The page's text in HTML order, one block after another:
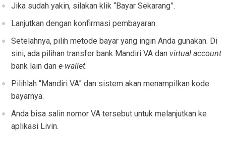
Jika sudah yakin, silakan klik “Bayar Sekarang”.
Lanjutkan dengan konfirmasi pembayaran.
Setelahnya, pilih metode bayar yang ingin Anda gunakan. Di
sini, ada pilihan transfer bank Mandiri VA dan virtual account
bank lain dane-wallet.
Pilihlah “Mandiri VA” dan sistem akan menampilkan kode
bayarnya.
Anda bisa salin nomor VA tersebut untuk melanjutkan ke
aplikasi Livin.